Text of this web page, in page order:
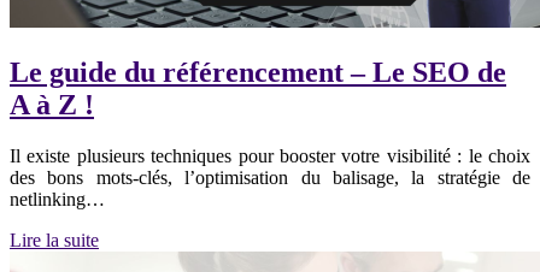
Le guide du référencement – Le SEO de
A à Z !
Il existe plusieurs techniques pour booster votre visibilité : le choix
des bons mots-clés, l’optimisation du balisage, la stratégie de
netlinking…
Lire la suite